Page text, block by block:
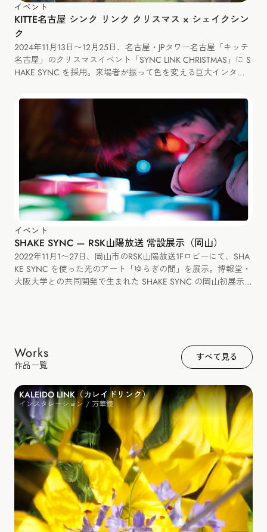
イベント
KITTE名古屋 シンク リンク クリスマス × シェイクシン
ク
2024年11月13日〜12月25日、名古屋・JPタワー名古屋「キッテ
名古屋」のクリスマスイベント「SYNC LINK CHRISTMAS」に S
HAKE SYNC を採用。来場者が振って色を変える巨大インタラ
イベント
SHAKE SYNC — RSK山陽放送 常設展示（岡山）
2022年11月1〜27日、岡山市のRSK山陽放送1Fロビーにて、SHA
KE SYNC を使った光のアート「ゆらぎの間」を展示。博報堂・
大阪大学との共同開発で生まれた SHAKE SYNC の岡山初展示と
Works
作品一覧
すべて見る
KALEIDO LINK（カレイドリンク）
インスタレーション / 万華鏡